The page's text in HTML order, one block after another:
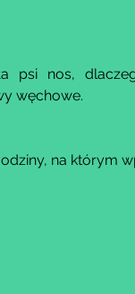
psi nos,
węchowe.
na którym